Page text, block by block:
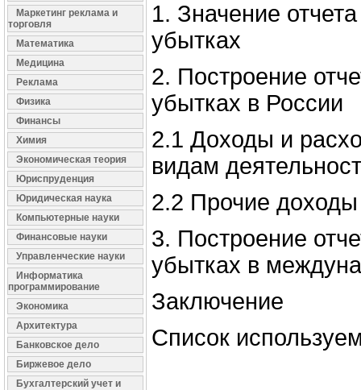
Маркетинг реклама и
торговля
Математика
Медицина
Реклама
Физика
Финансы
Химия
Экономическая теория
Юриспруденция
Юридическая наука
Компьютерные науки
Финансовые науки
Управленческие науки
Информатика
программирование
Экономика
Архитектура
Банковское дело
Биржевое дело
Бухгалтерский учет и
1. Значение
убытках
2. Построение
убытках в России
2.1 Доходы и
видам
2.2 Прочие
3. Построение
убытках в
Заключение
Список